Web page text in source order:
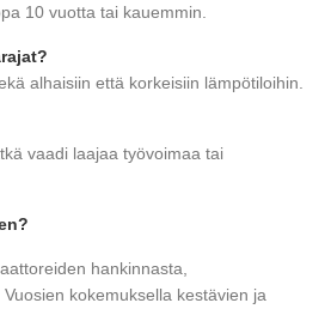
10 vuotta tai kauemmin.
alhaisiin että korkeisiin lämpötiloihin.
vaadi laajaa työvoimaa tai
hankinnasta,
kokemuksella kestävien ja